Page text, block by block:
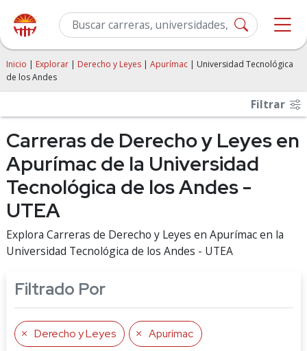
Inicio | Explorar | Derecho y Leyes | Apurímac | Universidad Tecnológica
de los Andes
Filtrar
Carreras de Derecho y Leyes en
Apurímac de la Universidad
Tecnológica de los Andes -
UTEA
Explora Carreras de Derecho y Leyes en Apurímac en la
Universidad Tecnológica de los Andes - UTEA
Filtrado Por
Derecho y Leyes Apurímac